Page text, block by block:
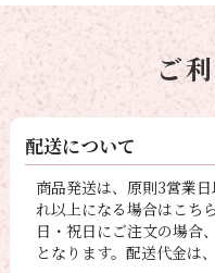
ご
配送について
商品発送は、原則3営業
れ以上になる場合はこち
日・祝日にご注文の場合
となります。配送代金は